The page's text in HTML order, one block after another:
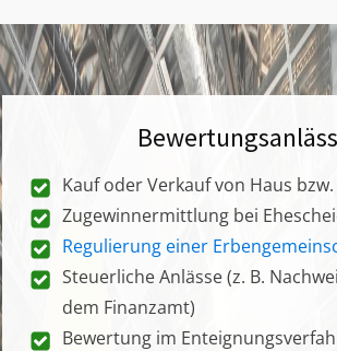
Kauf oder Verkauf von Haus
Zugewinnermittlung bei
Regulierung einer
Steuerliche Anlässe (z. B.
dem Finanzamt)
Bewertung im